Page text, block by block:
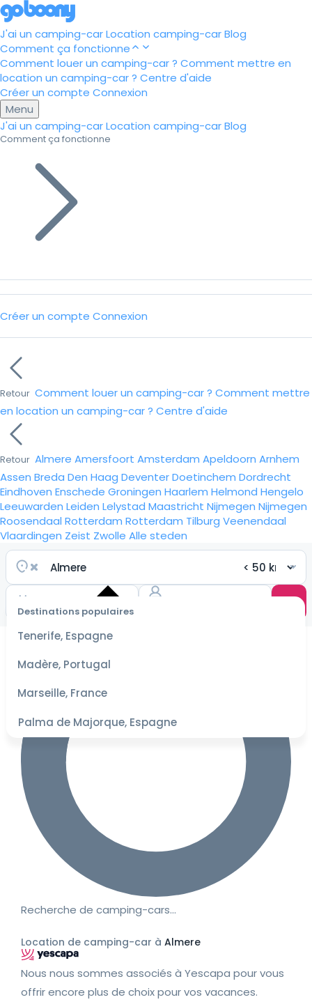
J'ai un camping-carLocation camping-carBlog
Comment ça fonctionne
Comment louer un camping-car ? Comment mettre en
location un camping-car ? Centre d'aide
Créer un compte Connexion
Menu
J'ai un camping-carLocation camping-carBlog
Comment ça fonctionne
Créer un compte Connexion
Retour Comment louer un camping-car ? Comment mettre
en location un camping-car ? Centre d'aide
Retour Almere Amersfoort Amsterdam Apeldoorn Arnhem
Assen Breda Den Haag DeventerDoetinchem Dordrecht
Eindhoven Enschede Groningen Haarlem Helmond Hengelo
Leeuwarden Leiden Lelystad Maastricht Nijmegen Nijmegen
Roosendaal Rotterdam Rotterdam Tilburg Veenendaal
Vlaardingen Zeist Zwolle Alle steden
Destinations populaires
Tenerife, Espagne
Madère, Portugal
Marseille, France
Palma de Majorque, Espagne
Choisir
les
pour les
tarifs
Recherche de camping-cars…
Location de camping-car à Almere
Nous nous sommes associés à Yescapa pour vous
offrir encore plus de choix pour vos vacances.